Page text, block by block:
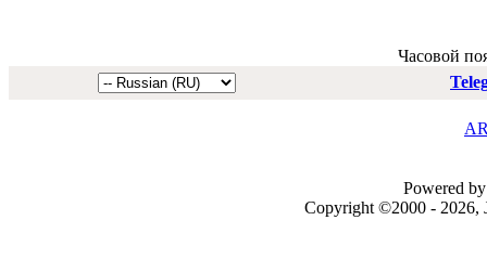
Часовой
Powered
Copyright ©2000 - 2026,